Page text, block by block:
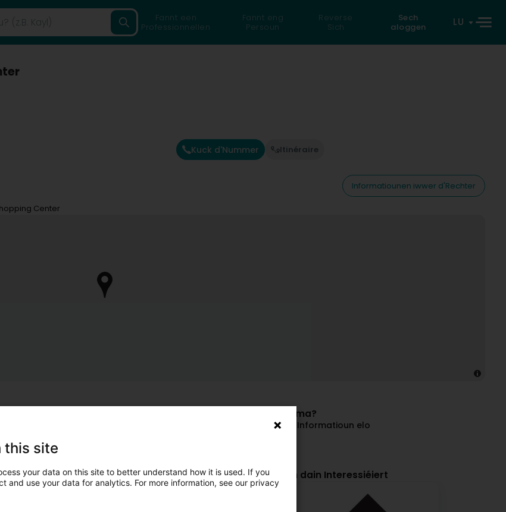
Fannt een
Professionnellen
Fannt eng
Persoun
Reverse
Sich
Sech
aloggen
LU
Kuck d'Nummer Itinéraire
Informatiounen iwwer d'Rechter
Center
Sidd Dir de Besëtzer vun dëser Firma?
Huelt d'Kontroll vun Ärem Geschäft an update Är Informatioun elo
Andere Professiounelle mat dëse Sujet hunn och dain Interessiéiert
this site
your data on this site to better understand how it is used. If you
and use your data for analytics. For more information, see our privacy